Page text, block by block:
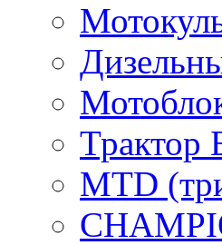
Трактор
MTD